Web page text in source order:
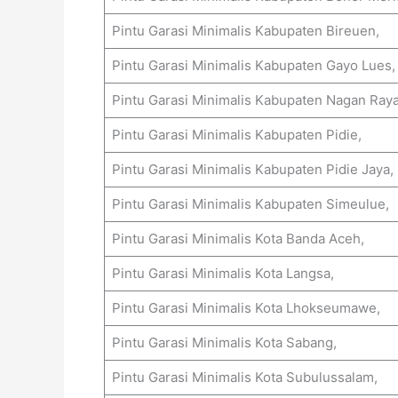
Pintu Garasi Minimalis Kabupaten Bireuen,
Pintu Garasi Minimalis Kabupaten Gayo Lues,
Pintu Garasi Minimalis Kabupaten Nagan
Pintu Garasi Minimalis Kabupaten Pidie,
Pintu Garasi Minimalis Kabupaten Pidie Jaya,
Pintu Garasi Minimalis Kabupaten Simeulue,
Pintu Garasi Minimalis Kota Banda Aceh,
Pintu Garasi Minimalis Kota Langsa,
Pintu Garasi Minimalis Kota Lhokseumawe,
Pintu Garasi Minimalis Kota Sabang,
Pintu Garasi Minimalis Kota Subulussalam,